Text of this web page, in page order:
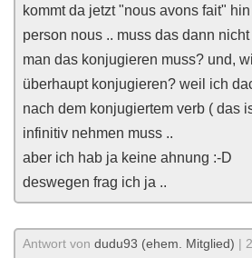
kommt da jetzt "nous avons fait"
person nous .. muss das dann
man das konjugieren muss? und,
überhaupt konjugieren? weil ich
nach dem konjugiertem verb ( das
infinitiv nehmen muss ..
aber ich hab ja keine ahnung :-D
deswegen frag ich ja ..
Antwort von dudu93 (ehem. Mitglied) |